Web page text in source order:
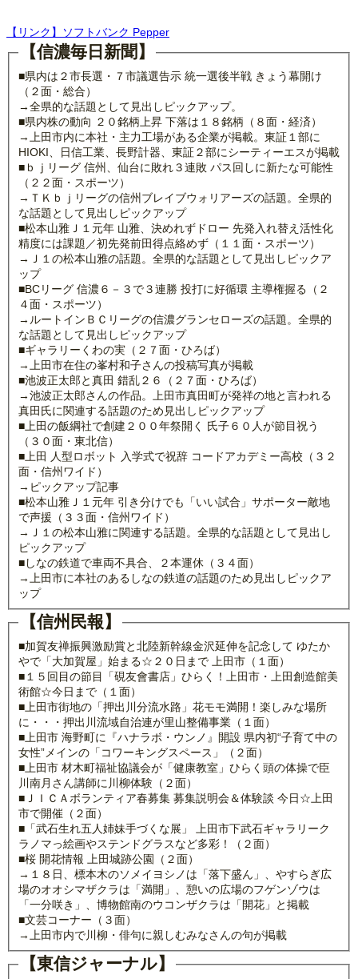
【リンク】ソフトバンク Pepper
【信濃毎日新聞】
■県内は２市長選・７市議選告示 統一選後半戦 きょう幕開け
（２面・総合）
→全県的な話題として見出しピックアップ。
■県内株の動向 ２０銘柄上昇 下落は１８銘柄（８面・経済）
→上田市内に本社・主力工場がある企業が掲載。東証１部に
HIOKI、日信工業、長野計器、東証２部にシーティーエスが掲載
■ｂｊリーグ 信州、仙台に敗れ３連敗 パス回しに新たな可能性
（２２面・スポーツ）
→ＴＫｂｊリーグの信州ブレイブウォリアーズの話題。全県的
な話題として見出しピックアップ
■松本山雅Ｊ１元年 山雅、決めれずドロー 先発入れ替え活性化
精度には課題／初先発前田得点絡めず（１１面・スポーツ）
→Ｊ１の松本山雅の話題。全県的な話題として見出しピックア
ップ
■BCリーグ 信濃６－３で３連勝 投打に好循環 主導権握る（２
４面・スポーツ）
→ルートインＢＣリーグの信濃グランセローズの話題。全県的
な話題として見出しピックアップ
■ギャラリーくわの実（２７面・ひろば）
→上田市在住の峯村和子さんの投稿写真が掲載
■池波正太郎と真田 錯乱２６（２７面・ひろば）
→池波正太郎さんの作品。上田市真田町が発祥の地と言われる
真田氏に関連する話題のため見出しピックアップ
■上田の飯綱社で創建２００年祭開く 氏子６０人が節目祝う
（３０面・東北信）
■上田 人型ロボット 入学式で祝辞 コードアカデミー高校（３２
面・信州ワイド）
→ピックアップ記事
■松本山雅Ｊ１元年 引き分けでも「いい試合」サポーター敵地
で声援（３３面・信州ワイド）
→Ｊ１の松本山雅に関連する話題。全県的な話題として見出し
ピックアップ
■しなの鉄道で車両不具合、２本運休（３４面）
→上田市に本社のあるしなの鉄道の話題のため見出しピックア
ップ
【信州民報】
■加賀友禅振興激励賞と北陸新幹線金沢延伸を記念して ゆたか
やで「大加賀屋」始まる☆２０日まで 上田市（１面）
■１５回目の節目「硯友會書店」ひらく！上田市・上田創造館美
術館☆今日まで（１面）
■上田市街地の「押出川分流水路」花モモ満開！楽しみな場所
に・・・押出川流域自治連が里山整備事業（１面）
■上田市 海野町に『ハナラボ・ウンノ』開設 県内初“子育て中の
女性”メインの「コワーキングスペース」（２面）
■上田市 材木町福祉協議会が「健康教室」ひらく頭の体操で臣
川南月さん講師に川柳体験（２面）
■ＪＩＣＡボランティア春募集 募集説明会＆体験談 今日☆上田
市で開催（２面）
■「武石生れ五人姉妹手づくな展」 上田市下武石ギャラリーク
ラノマっ絵画やステンドグラスなど多彩！（２面）
■桜 開花情報 上田城跡公園（２面）
→１８日、標本木のソメイヨシノは「落下盛ん」、やすらぎ広
場のオオシマザクラは「満開」、憩いの広場のフゲンゾウは
「一分咲き」、博物館南のウコンザクラは「開花」と掲載
■文芸コーナー（３面）
→上田市内で川柳・俳句に親しむみなさんの句が掲載
【東信ジャーナル】